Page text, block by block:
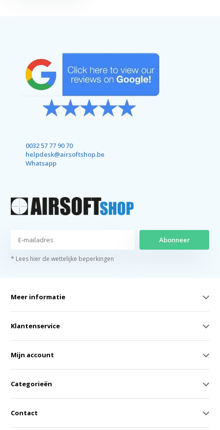
0032 57 77 90 70
helpdesk@airsoftshop.be
Whatsapp
Abonneer
* Lees hier de wettelijke beperkingen
Meer informatie
Klantenservice
Mijn account
Categorieën
Contact